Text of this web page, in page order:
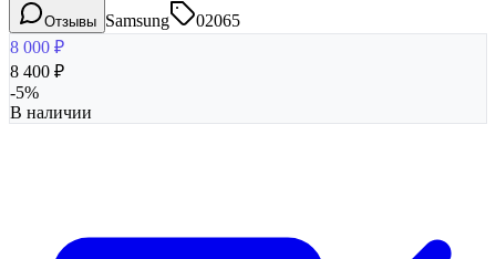
Отзывы Samsung
02065
8 000 ₽
8 400 ₽
-5%
В наличии